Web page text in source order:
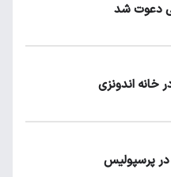
دعوت شد
خانه اندونزی
در پرسپولیس